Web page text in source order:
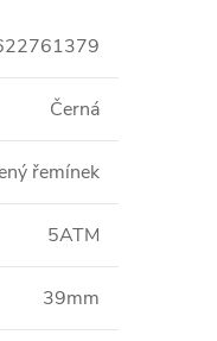
Černá
řemínek
5ATM
39mm